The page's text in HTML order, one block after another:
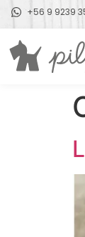
+56 9 9239